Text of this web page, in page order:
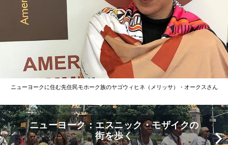
ニューヨークに住む先住民モホーク族のヤゴウィヒネ（メリッサ）・オークスさん
ニューヨーク：エスニック・モザイクの
街を歩く